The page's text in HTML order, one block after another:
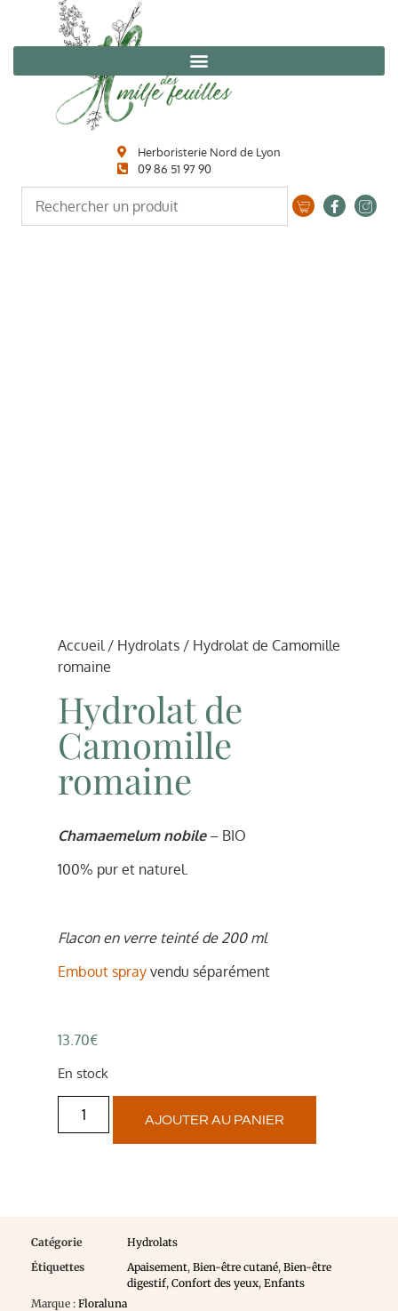
Herboristerie Nord de Lyon
09 86 51 97 90
Accueil / Hydrolats / Hydrolat de Camomille
romaine
Hydrolat de
Camomille
romaine
Chamaemelum nobile– BIO
100% pur et naturel.
Flacon en verre teinté de 200 ml
Embout spray vendu séparément
13.70€
En stock
AJOUTER AU PANIER
Catégorie
Hydrolats
Étiquettes
Apaisement, Bien-être cutané, Bien-être
digestif, Confort des yeux, Enfants
Marque : Floraluna